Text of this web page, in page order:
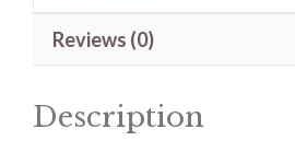
Reviews (0)
Description